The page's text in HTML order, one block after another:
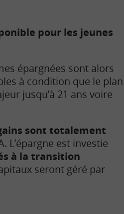
pour les jeunes
épargnées sont alors
à condition que le plan
jusqu’à 21 ans voire
sont totalement
L’épargne est investie
à la transition
seront géré par